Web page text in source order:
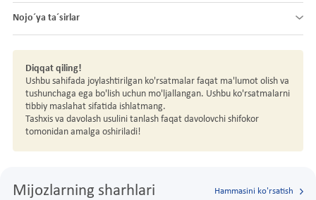
Nojo´ya ta´sirlar
Diqqat qiling!
Ushbu sahifada joylashtirilgan ko'rsatmalar faqat ma'lumot olish va
tushunchaga ega bo'lish uchun mo'ljallangan. Ushbu ko'rsatmalarni
tibbiy maslahat sifatida ishlatmang.
Tashxis va davolash usulini tanlash faqat davolovchi shifokor
tomonidan amalga oshiriladi!
Mijozlarning sharhlari Hammasini ko'rsatish